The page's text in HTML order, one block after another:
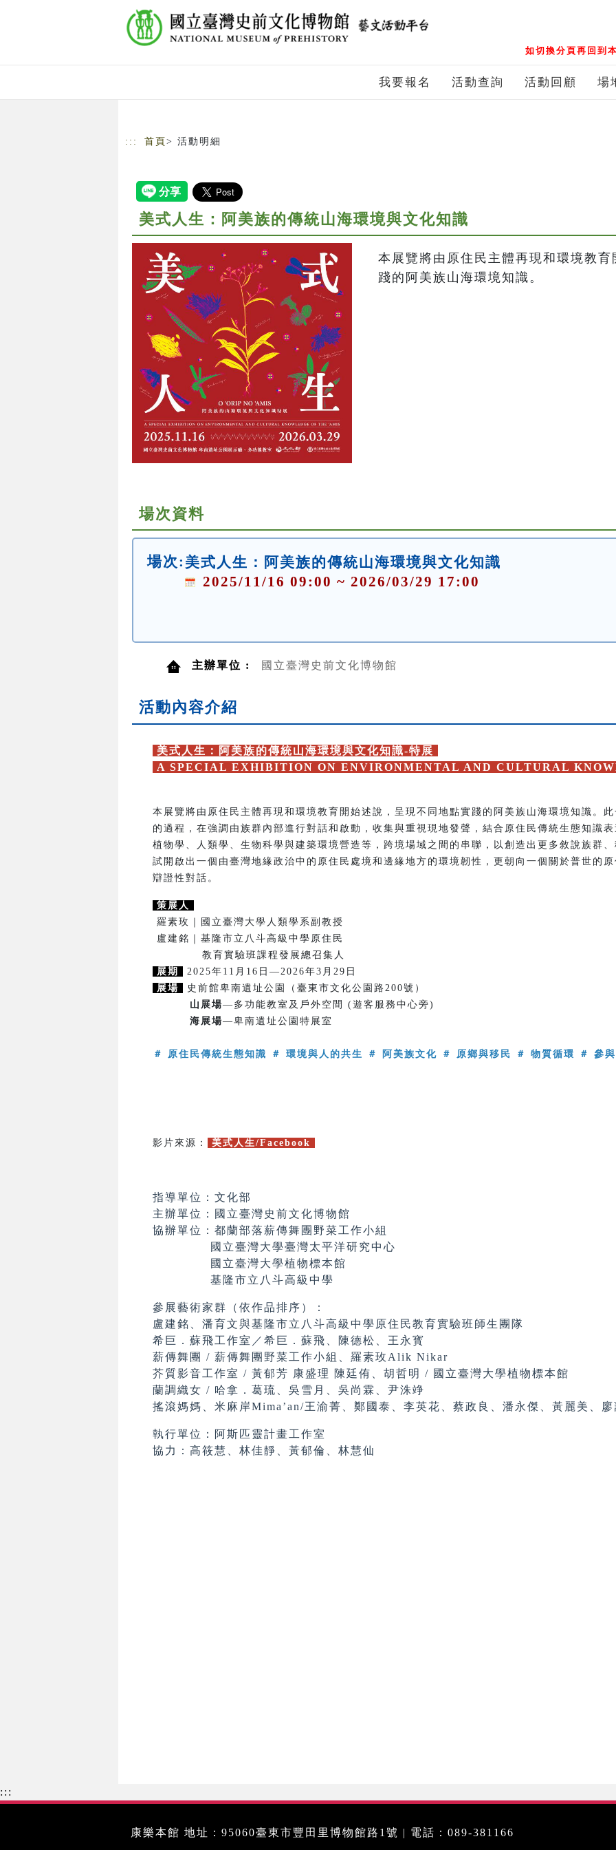
如切換分頁再回到
我要報名 活動查詢 活動回顧 場
::: 首頁 > 活動明細
美式人生：阿美族的傳統山海環境與文化知識
本展覽將由原住民主體再現和環境教
踐的阿美族山海環境知識。
場次資料
場次: 美式人生：阿美族的傳統山海環境與文化知識
2025/11/16 09:00 ~ 2026/03/29 17:00
主辦單位 : 國立臺灣史前文化博物館
活動內容介紹
美式人生：阿美族的傳統山海環境與文化知識-特展
A SPECIAL EXHIBITION ON ENVIRONMENTAL AND CULTURAL
本展覽將由原住民主體再現和環境教育開始述說，呈現不同地點實踐的阿美族山海環境知識。
的過程，在強調由族群內部進行對話和啟動，收集與重視現地發聲，結合原住民傳統生態知識
植物學、人類學、生物科學與建築環境營造等，跨境場域之間的串聯，以創造出更多敘說族群
試開啟出一個由臺灣地緣政治中的原住民處境和邊緣地方的環境韌性，更朝向一個關於普世的
辯證性對話。
策展人
羅素玫｜國立臺灣大學人類學系副教授
盧建銘｜基隆市立八斗高級中學原住民
教育實驗班課程發展總召集人
展期
2025年11月16日—2026年3月29日
展場
史前館卑南遺址公園（臺東市文化公園路200號）
山展場—多功能教室及戶外空間 (遊客服務中心旁)
海展場—卑南遺址公園特展室
＃ 原住民傳統生態知識 ＃ 環境與人的共生 ＃ 阿美族文化 ＃ 原鄉與移民 ＃ 物質循環 ＃ 參
影片來源： 美式人生/Facebook
指導單位：文化部
主辦單位：國立臺灣史前文化博物館
協辦單位：都蘭部落薪傳舞團野菜工作小組
國立臺灣大學臺灣太平洋研究中心
國立臺灣大學植物標本館
基隆市立八斗高級中學
參展藝術家群（依作品排序）：
盧建銘、潘育文與基隆市立八斗高級中學原住民教育實驗班師生團隊
希巨．蘇飛工作室／希巨．蘇飛、陳德松、王永寳
薪傳舞團 / 薪傳舞團野菜工作小組、羅素玫Alik Nikar
芥質影音工作室 / 黃郁芳 康盛理 陳廷侑、胡哲明 / 國立臺灣大學植物標本館
蘭調織女 / 哈拿．葛琉、吳雪月、吳尚霖、尹洙竫
搖滾媽媽、米麻岸Mima’an/王渝菁、鄭國泰、李英花、蔡政良、潘永傑、黃麗美、
執行單位：阿斯匹靈計畫工作室
協力：高筱慧、林佳靜、黃郁倫、林慧仙
:::
康樂本館 地址：95060臺東市豐田里博物館路1號 | 電話：089-381166